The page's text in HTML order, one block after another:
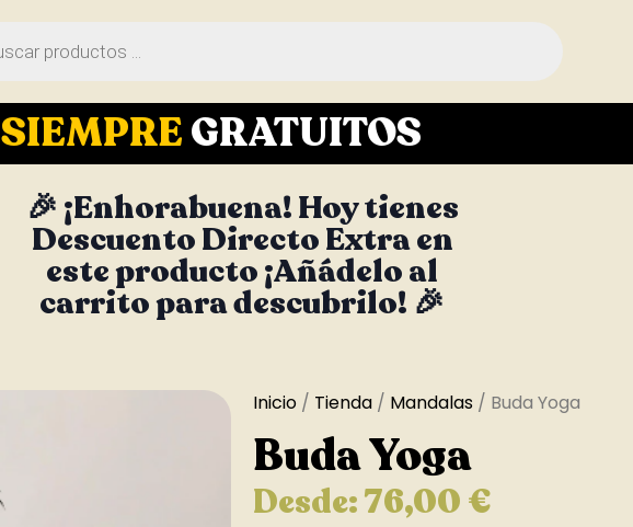
SIEMPREGRATUITOS
🎉 ¡Enhorabuena! Hoy tienes
Descuento Directo Extra en
este producto ¡Añádelo al
carrito para descubrilo! 🎉
Inicio / Tienda / Mandalas / Buda Yoga
Buda Yoga
Desde:76,00€